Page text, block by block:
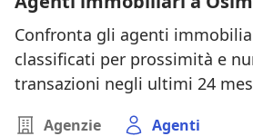
Confronta gli agenti
classificati per prossimità e
transazioni negli ultimi 24
Agenzie Agenti